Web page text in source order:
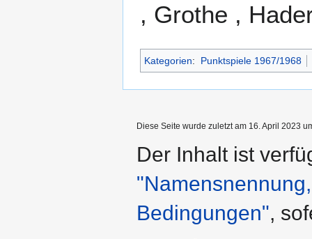
, Grothe ,
Kategorien: Punktspiele 1967/1968
Diese Seite wurde zuletzt am 16. April 2023
Der Inhalt ist
Bedingungen",